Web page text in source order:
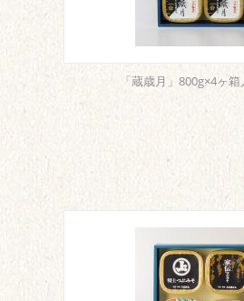
「蔵歳月」800g×4ヶ